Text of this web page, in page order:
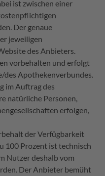
ist zwischen einer
Der genaue
jeweiligen
des Anbieters.
vorbehalten und erfolgt
des Apothekenverbundes.
im Auftrag des
natürliche Personen,
erfolgen,
der Verfügbarkeit
100 Prozent ist technisch
Nutzer deshalb vom
Der Anbieter bemüht